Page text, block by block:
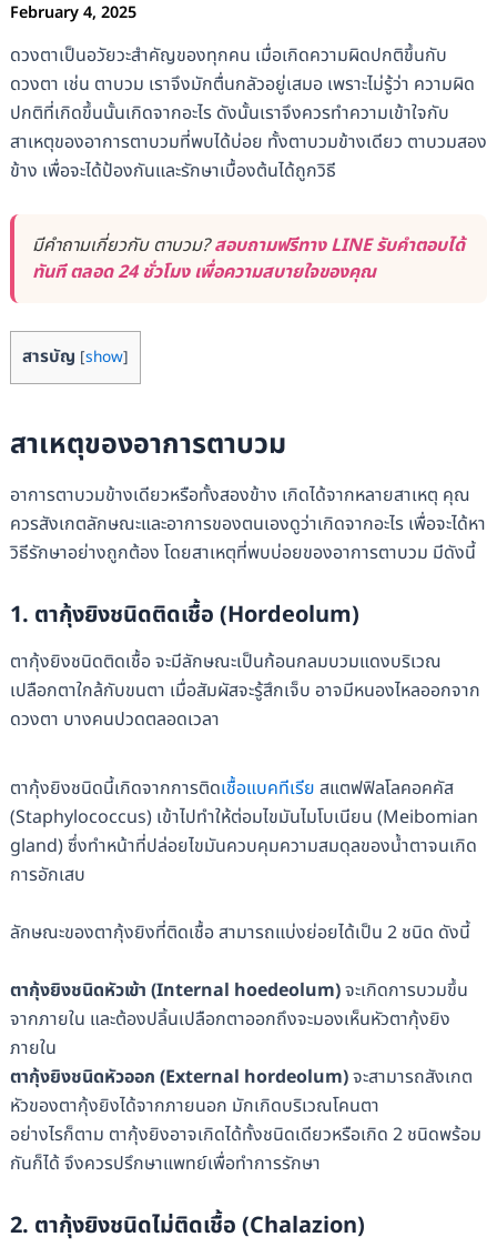
February 4, 2025
ดวงตาเป็นอวัยวะสำคัญของทุกคน เมื่อเกิดความผิดปกติขึ้นกับ
ดวงตา เช่น ตาบวม เราจึงมักตื่นกลัวอยู่เสมอ เพราะไม่รู้ว่า ความผิด
ปกติที่เกิดขึ้นนั้นเกิดจากอะไร ดังนั้นเราจึงควรทำความเข้าใจกับ
สาเหตุของอาการตาบวมที่พบได้บ่อย ทั้งตาบวมข้างเดียว ตาบวมสอง
ข้าง เพื่อจะได้ป้องกันและรักษาเบื้องต้นได้ถูกวิธี
มีคำถามเกี่ยวกับ ตาบวม?สอบถามฟรีทาง LINE รับคำตอบได้
ทันที ตลอด 24 ชั่วโมง เพื่อความสบายใจของคุณ
สารบัญ [show]
สาเหตุของอาการตาบวม
อาการตาบวมข้างเดียวหรือทั้งสองข้าง เกิดได้จากหลายสาเหตุ คุณ
ควรสังเกตลักษณะและอาการของตนเองดูว่าเกิดจากอะไร เพื่อจะได้หา
วิธีรักษาอย่างถูกต้อง โดยสาเหตุที่พบบ่อยของอาการตาบวม มีดังนี้
1. ตากุ้งยิงชนิดติดเชื้อ (Hordeolum)
ตากุ้งยิงชนิดติดเชื้อ จะมีลักษณะเป็นก้อนกลมบวมแดงบริเวณ
เปลือกตาใกล้กับขนตา เมื่อสัมผัสจะรู้สึกเจ็บ อาจมีหนองไหลออกจาก
ดวงตา บางคนปวดตลอดเวลา
ตากุ้งยิงชนิดนี้เกิดจากการติดเชื้อแบคทีเรีย สแตฟฟิลโลคอคคัส
(Staphylococcus) เข้าไปทำให้ต่อมไขมันไมโบเนียน (Meibomian
gland) ซึ่งทำหน้าที่ปล่อยไขมันควบคุมความสมดุลของน้ำตาจนเกิด
การอักเสบ
ลักษณะของตากุ้งยิงที่ติดเชื้อ สามารถแบ่งย่อยได้เป็น 2 ชนิด ดังนี้
ตากุ้งยิงชนิดหัวเข้า (Internal hoedeolum)จะเกิดการบวมขึ้น
จากภายใน และต้องปลิ้นเปลือกตาออกถึงจะมองเห็นหัวตากุ้งยิง
ภายใน
ตากุ้งยิงชนิดหัวออก (External hordeolum)จะสามารถสังเกต
หัวของตากุ้งยิงได้จากภายนอก มักเกิดบริเวณโคนตา
อย่างไรก็ตาม ตากุ้งยิงอาจเกิดได้ทั้งชนิดเดียวหรือเกิด 2 ชนิดพร้อม
กันก็ได้ จึงควรปรึกษาแพทย์เพื่อทำการรักษา
2. ตากุ้งยิงชนิดไม่ติดเชื้อ (Chalazion)